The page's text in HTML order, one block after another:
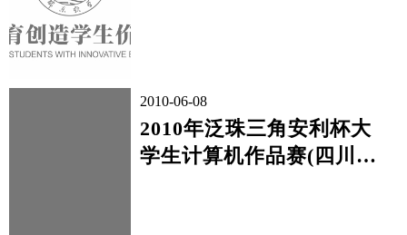
2010-06-08
2010年泛珠三角安利杯大
学生计算机作品赛(四川赛